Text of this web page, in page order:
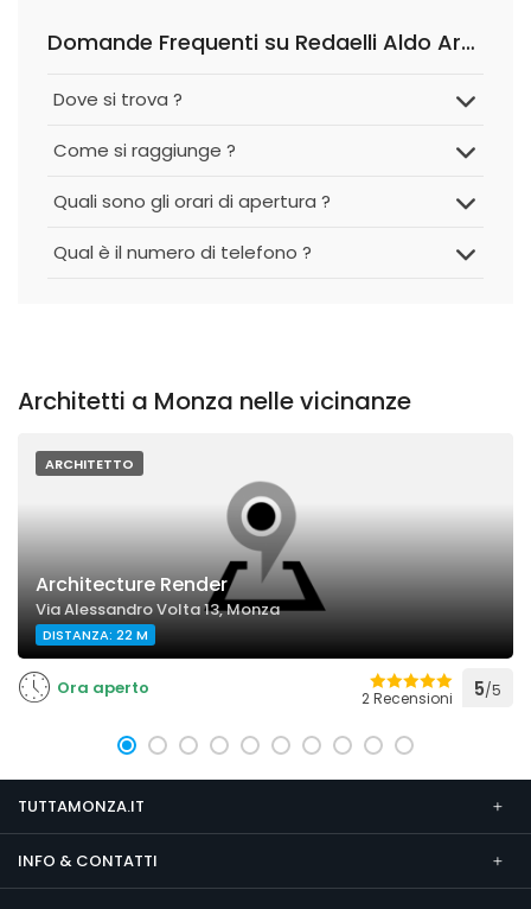
Domande Frequenti su Redaelli Aldo Arch.
Dove si trova ?
Come si raggiunge ?
Quali sono gli orari di apertura ?
Qual è il numero di telefono ?
Architetti a Monza nelle vicinanze
ARCHITETTO
Architecture Render
Via Alessandro Volta 13, Monza
DISTANZA: 22 M
Ora aperto 2 Recensioni 5/5
TUTTAMONZA.IT
INFO & CONTATTI